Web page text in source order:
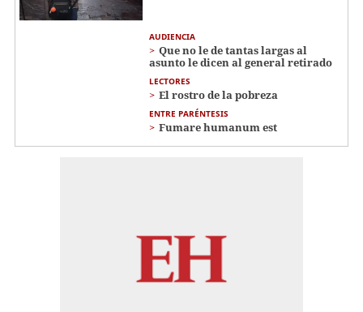
AUDIENCIA
Que no le de tantas largas al
asunto le dicen al general retirado
LECTORES
El rostro de la pobreza
ENTRE PARÉNTESIS
Fumare humanum est